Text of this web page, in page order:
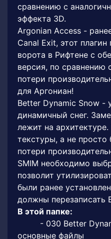
сравнению с
эффекта 3D.
Argonian Access -
Canal Exit, этот
ворота в Рифтене с
версия, по
потери
для Аргониан!
Better Dynamic Snow -
динамичный снег.
лежит на
текстуры, а не просто
потери
SMIM необходимо
позволит
были ранее
должны перезаписать
В этой папке:
- 030 Better
основные файлы